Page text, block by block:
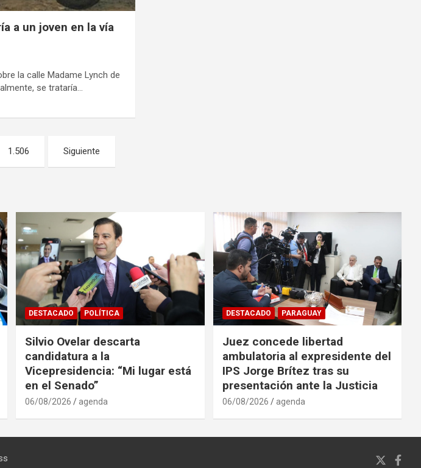
a un joven en la vía
la calle Madame Lynch de
se trataría…
1.506 Siguiente
DESTACADO POLÍTICA
Silvio Ovelar descarta
candidatura a la
Vicepresidencia: “Mi lugar está
en el Senado”
06/08/2026 agenda
DESTACADO PARAGUAY
Juez concede libertad
ambulatoria al expresidente del
IPS Jorge Brítez tras su
presentación ante la Justicia
06/08/2026 agenda